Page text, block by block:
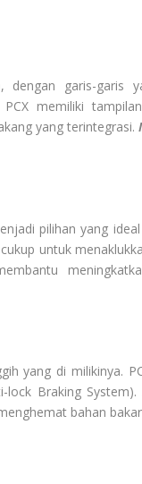
dengan garis-garis
memiliki
yang terintegrasi.
pilihan yang
untuk
yang di milikinya.
lock Braking System).
bahan